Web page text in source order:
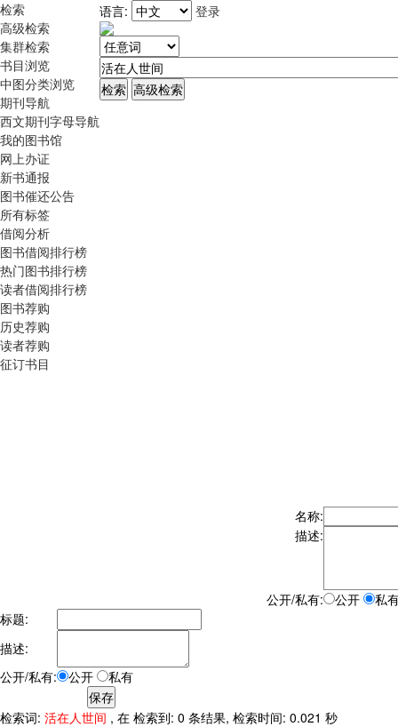
检索
高级检索
集群检索
书目浏览
中图分类浏览
期刊导航
西文期刊字母导航
我的图书馆
网上办证
新书通报
图书催还公告
所有标签
借阅分析
图书借阅排行榜
热门图书排行榜
读者借阅排行榜
图书荐购
历史荐购
读者荐购
征订书目
语言: 登录
名称:
描述:
公开/私有: 公开
私
标题:
描述:
公开/私有:
公开 私有
检索词: 活在人世间 , 在 检索到: 0 条结果, 检索时间: 0.021 秒